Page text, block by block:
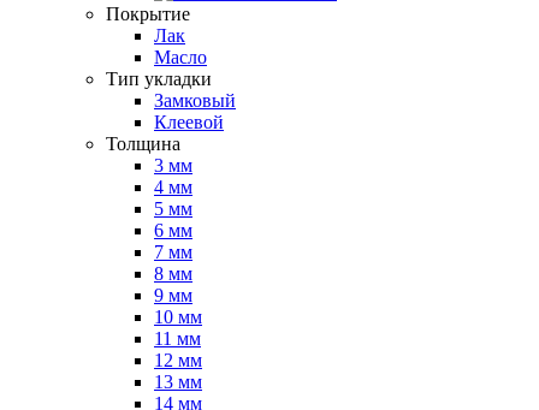
Покрытие
Лак
Масло
Тип укладки
Замковый
Клеевой
Толщина
3 мм
4 мм
5 мм
6 мм
7 мм
8 мм
9 мм
10 мм
11 мм
12 мм
13 мм
14 мм